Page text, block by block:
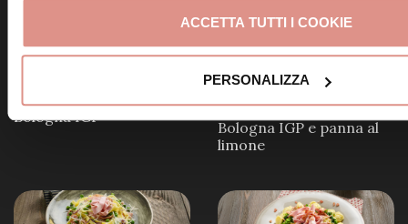
ACCETTA TUTTI I COOKIE
PERSONALIZZA
piselli e Mortadella
Bologna IGP
Pasta con Mortadella
Bologna IGP e panna al
limone